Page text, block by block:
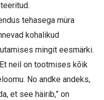
tehasega müra
kohalikud
mingit eesmärki.
neil on tootmises kõik
No andke andeks,
et see häirib,” on